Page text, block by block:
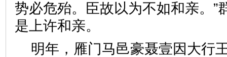
势必危殆。臣故以为不如和亲。”
是上许和亲。
明年，雁门马邑豪聂壹因大行